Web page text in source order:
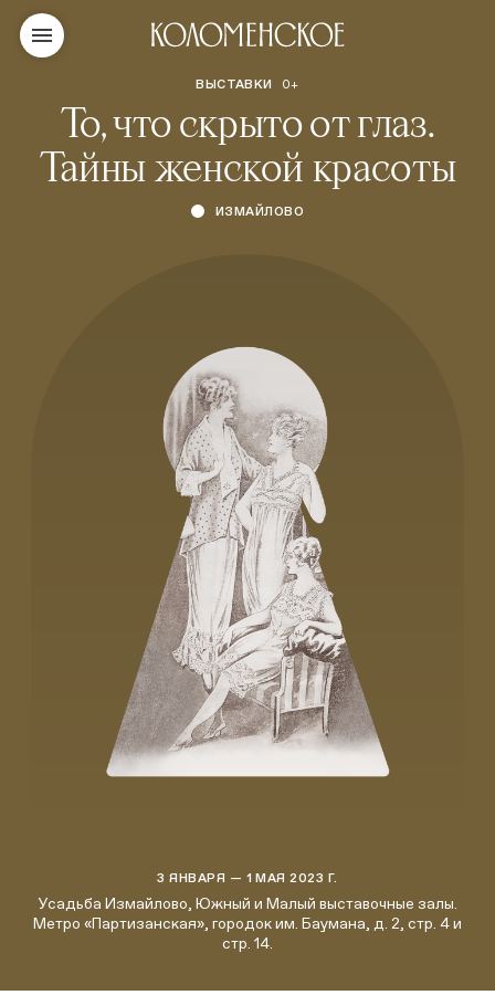
ВЫСТАВКИ 0+
То, что скрыто от глаз.
Тайны женской красоты
ИЗМАЙЛОВО
3 ЯНВАРЯ — 1 МАЯ 2023 Г.
Усадьба Измайлово, Южный и Малый выставочные залы.
Метро «Партизанская», городок им. Баумана, д. 2, стр. 4 и
стр. 14.